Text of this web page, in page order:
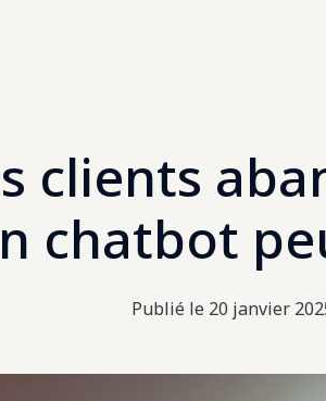
clients
chatbot
Publié le 20 janvier